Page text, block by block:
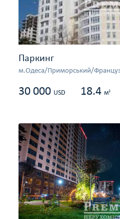
Паркинг
м.Одеса/Приморський/
30 000 USD 18.4 м2